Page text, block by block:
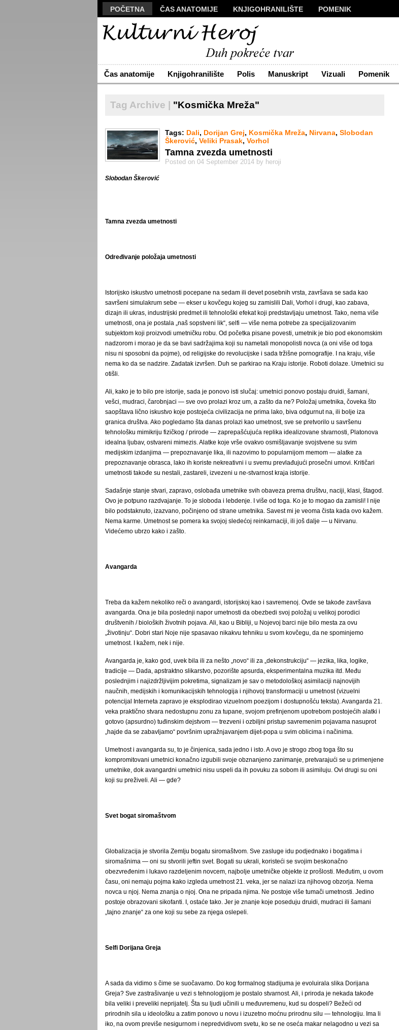
POČETNA ČAS ANATOMIJE KNJIGOHRANILIŠTE
POMENIK
MANUSKRIPT
VIZUALI
ARHIVA
O NAMA ŽIVA REČ KONTAKT
Čas anatomije Knjigohranilište Polis Manuskript Vizuali Pomenik
Tag Archive | "Kosmička Mreža"
Tags: Dali, Dorijan Grej, Kosmička Mreža, Nirvana, Slobodan
Škerović, Veliki Prasak, Vorhol
Tamna zvezda umetnosti
Posted on 04 September 2014 by heroji
Slobodan Škerović
Tamna zvezda umetnosti
Određivanje položaja umetnosti
Istorijsko iskustvo umetnosti pocepane na sedam ili devet posebnih vrsta, završava se sada kao
savršeni simulakrum sebe ― ekser u kovčegu kojeg su zamislili Dali, Vorhol i drugi, kao zabava,
dizajn ili ukras, industrijski predmet ili tehnološki efekat koji predstavljaju umetnost. Tako, nema više
umetnosti, ona je postala „naš sopstveni lik“, selfi ― više nema potrebe za specijalizovanim
subjektom koji proizvodi umetničku robu. Od početka pisane povesti, umetnik je bio pod ekonomskim
nadzorom i morao je da se bavi sadržajima koji su nametali monopolisti novca (a oni više od toga
nisu ni sposobni da pojme), od religijske do revolucijske i sada tržišne pornografije. I na kraju, više
nema ko da se nadzire. Zadatak izvršen. Duh se parkirao na Kraju istorije. Roboti dolaze. Umetnici su
otišli.
Ali, kako je to bilo pre istorije, sada je ponovo isti slučaj: umetnici ponovo postaju druidi, šamani,
vešci, mudraci, čarobnjaci ― sve ovo prolazi kroz um, a zašto da ne? Položaj umetnika, čoveka što
saopštava lično iskustvo koje postojeća civilizacija ne prima lako, biva odgurnut na, ili bolje iza
granica društva. Ako pogledamo šta danas prolazi kao umetnost, sve se pretvorilo u savršenu
tehnološku mimikriju fizičkog / prirode ― zaprepašćujuća replika idealizovane stvarnosti, Platonova
idealna ljubav, ostvareni mimezis. Alatke koje vrše ovakvo osmišljavanje svojstvene su svim
medijskim izdanjima ― prepoznavanje lika, ili nazovimo to popularnijom memom ― alatke za
prepoznavanje obrasca, lako ih koriste nekreativni i u svemu prevlađujući prosečni umovi. Kritičari
umetnosti takođe su nestali, zastareli, izvezeni u ne-stvarnost kraja istorije.
Sadašnje stanje stvari, zapravo, oslobađa umetnike svih obaveza prema društvu, naciji, klasi, štagod.
Ovo je potpuno razdvajanje. To je sloboda i lebdenje. I više od toga. Ko je to mogao da zamisli! I nije
bilo podstaknuto, izazvano, počinjeno od strane umetnika. Savest mi je veoma čista kada ovo kažem.
Nema karme. Umetnost se pomera ka svojoj sledećoj reinkarnaciji, ili još dalje ― u Nirvanu.
Videćemo ubrzo kako i zašto.
Avangarda
Treba da kažem nekoliko reči o avangardi, istorijskoj kao i savremenoj. Ovde se takođe završava
avangarda. Ona je bila poslednji napor umetnosti da obezbedi svoj položaj u velikoj porodici
društvenih / bioloških životnih pojava. Ali, kao u Bibliji, u Nojevoj barci nije bilo mesta za ovu
„životinju“. Dobri stari Noje nije spasavao nikakvu tehniku u svom kovčegu, da ne spominjemo
umetnost. I kažem, nek i nije.
Avangarda je, kako god, uvek bila ili za nešto „novo“ ili za „dekonstrukciju“ ― jezika, lika, logike,
tradicije ― Dada, apstraktno slikarstvo, pozorište apsurda, eksperimentalna muzika itd. Među
poslednjim i najizdržljivijim pokretima, signalizam je sav o metodološkoj asimilaciji najnovijih
naučnih, medijskih i komunikacijskih tehnologija i njihovoj transformaciji u umetnost (vizuelni
potencijal Interneta zapravo je eksplodirao vizuelnom poezijom i dostupnošću teksta). Avangarda 21.
veka praktično stvara nedostupnu zonu za tupane, svojom prefinjenom upotrebom postojećih alatki i
gotovo (apsurdno) tuđinskim dejstvom ― trezveni i ozbiljni pristup savremenim pojavama nasuprot
„hajde da se zabavljamo“ površnim upražnjavanjem dijet-popa u svim oblicima i načinima.
Umetnost i avangarda su, to je činjenica, sada jedno i isto. A ovo je strogo zbog toga što su
kompromitovani umetnici konačno izgubili svoje obznanjeno zanimanje, pretvarajući se u primenjene
umetnike, dok avangardni umetnici nisu uspeli da ih povuku za sobom ili asimiluju. Ovi drugi su oni
koji su preživeli. Ali ― gde?
Svet bogat siromaštvom
Globalizacija je stvorila Zemlju bogatu siromaštvom. Sve zasluge idu podjednako i bogatima i
siromašnima ― oni su stvorili jeftin svet. Bogati su ukrali, koristeći se svojim beskonačno
obezvređenim i lukavo razdeljenim novcem, najbolje umetničke objekte iz prošlosti. Međutim, u ovom
času, oni nemaju pojma kako izgleda umetnost 21. veka, jer se nalazi iza njihovog obzorja. Nema
novca u njoj. Nema znanja o njoj. Ona ne pripada njima. Ne postoje više tumači umetnosti. Jedino
postoje obrazovani sikofanti. I, ostaće tako. Jer je znanje koje poseduju druidi, mudraci ili šamani
„tajno znanje“ za one koji su sebe za njega oslepeli.
Selfi Dorijana Greja
A sada da vidimo s čime se suočavamo. Do kog formalnog stadijuma je evoluirala slika Dorijana
Greja? Sve zastrašivanje u vezi s tehnologijom je postalo stvarnost. Ali, i priroda je nekada takođe
bila veliki i preveliki neprijatelj. Šta su ljudi učinili u međuvremenu, kud su dospeli? Bežeći od
prirodnih sila u ideološku a zatim ponovo u novu i izuzetno moćnu prirodnu silu ― tehnologiju. Ima li
iko, na ovom previše nesigurnom i nepredvidivom svetu, ko se ne oseća makar nelagodno u vezi sa